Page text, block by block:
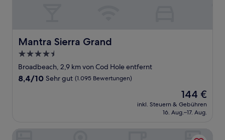
Mantra Sierra Grand
Mantra Sierra Grand
4.5-
Sterne-
Unterkunft
Broadbeach, 2,9 km von Cod Hole entfernt
8.4
Bewertungen)
8,4/10 Sehr gut (1.095 Bewertungen)
Der
Preis
beträgt
144 €
inkl. Steuern & Gebühren
16. Aug.–17. Aug.